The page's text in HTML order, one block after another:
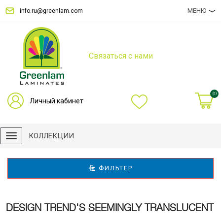
info.ru@greenlam.com МЕНЮ
Связаться с нами
Личный кабинет
(0)
КОЛЛЕКЦИИ
ФИЛЬТЕР
DESIGN TREND'S SEEMINGLY TRANSLUCENT